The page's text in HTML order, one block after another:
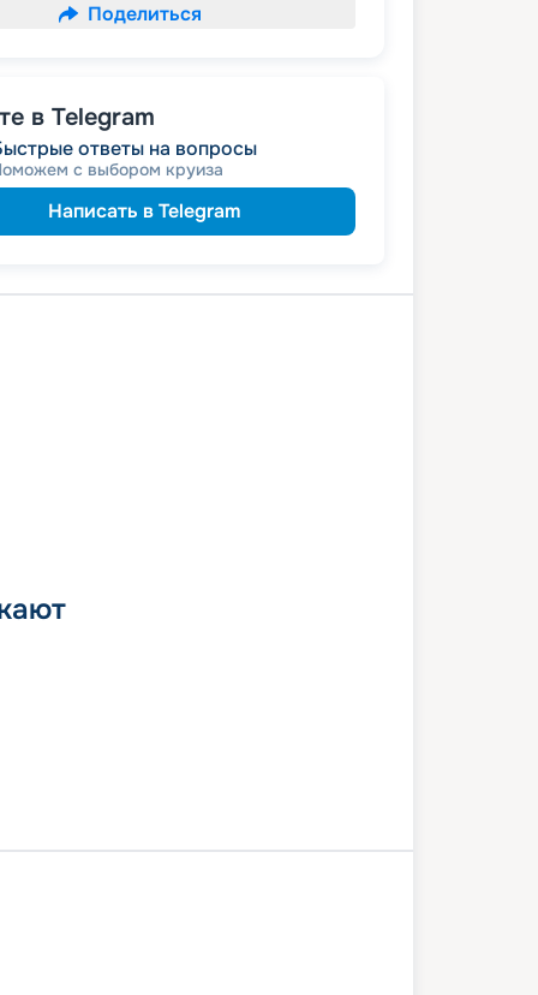
Поделиться
в Telegram
ответы на вопросы
с выбором круиза
Написать в Telegram